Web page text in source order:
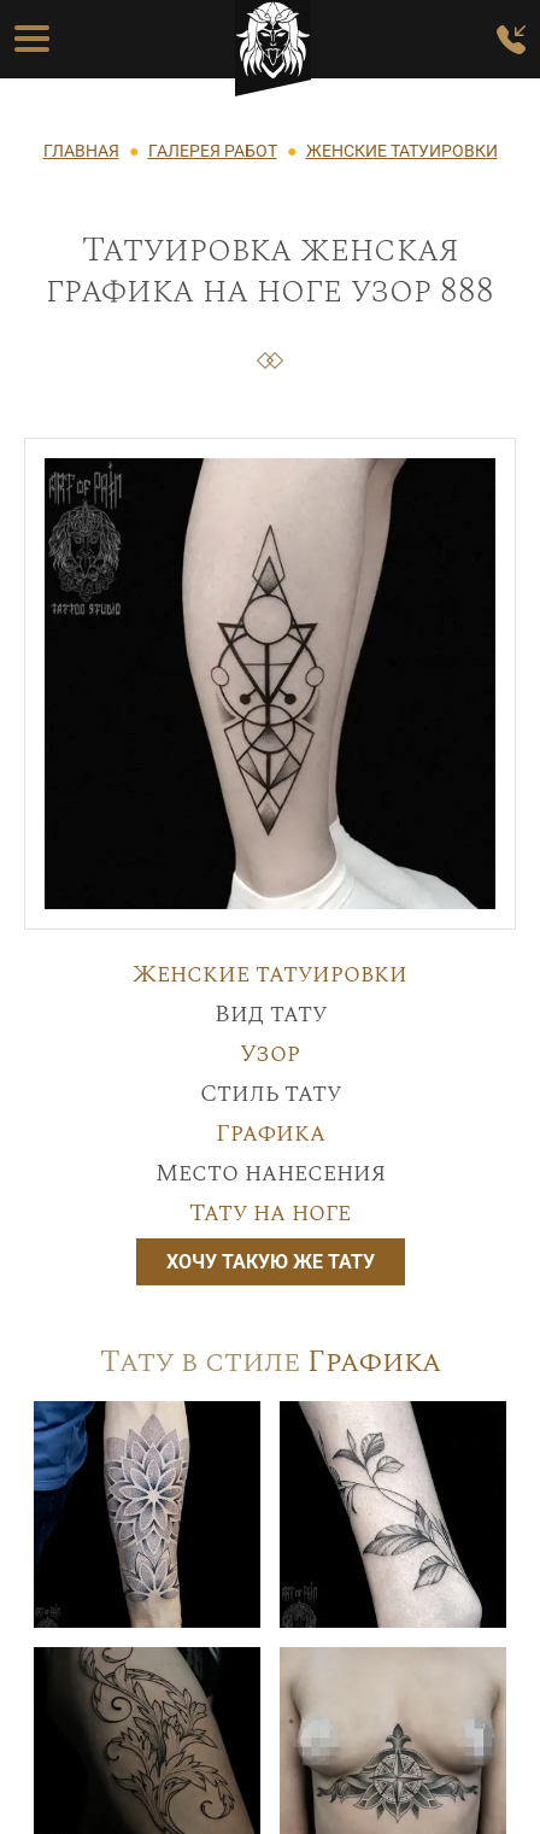
Перейти к основному содержанию
Основная навигация
Строка навигации
ГЛАВНАЯ ГАЛЕРЕЯ РАБОТ ЖЕНСКИЕ ТАТУИРОВКИ
Татуировка женская
графика на ноге узор 888
Женские татуировки
Вид тату
Узор
Стиль тату
Графика
Место нанесения
Тату на ноге
ХОЧУ ТАКУЮ ЖЕ ТАТУ
Тату в стиле Графика